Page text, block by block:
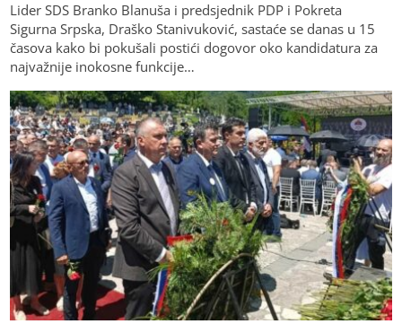
Lider SDS Branko Blanuša i predsjednik PDP i Pokreta
Sigurna Srpska, Draško Stanivuković, sastaće se danas u 15
časova kako bi pokušali postići dogovor oko kandidatura za
najvažnije inokosne funkcije…